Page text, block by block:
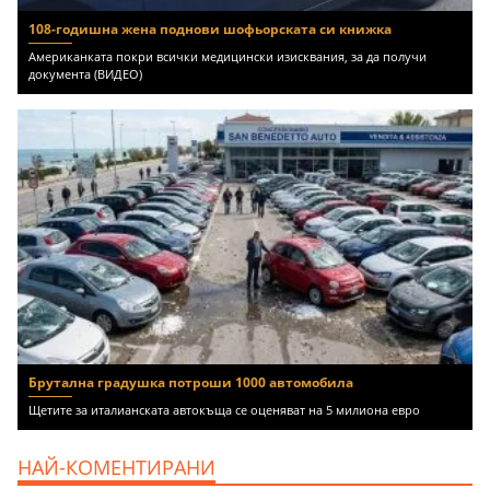
108-годишна жена поднови шофьорската си книжка
Американката покри всички медицински изисквания, за да получи
документа (ВИДЕО)
Брутална градушка потроши 1000 автомобила
Щетите за италианската автокъща се оценяват на 5 милиона евро
НАЙ-КОМЕНТИРАНИ